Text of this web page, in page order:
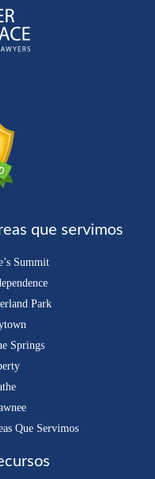
que servimos
Summit
Park
Springs
Que Servimos